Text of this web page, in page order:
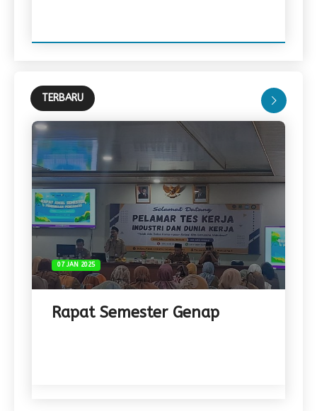
TERBARU
15 JAN 2026
Kehadiran Bintang Futsal